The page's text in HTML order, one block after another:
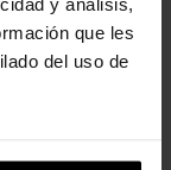
que les
del uso de
más seguro.